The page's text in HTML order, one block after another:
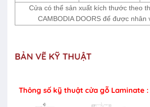
Cửa có thể sản xuất kích thước theo
CAMBODIA DOORS để được nhân
BẢN VẼ KỸ THUẬT
Thông số kỹ thuật cửa gỗ Laminate :